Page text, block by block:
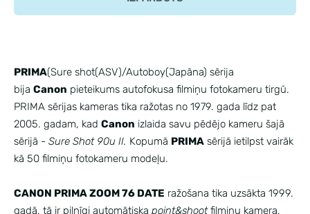
PRIMA(Sure shot(ASV)/Autoboy(Japāna) sērija
bija Canon pieteikums autofokusa filmiņu fotokameru tirgū.
PRIMA sērijas kameras tika ražotas no 1979. gada līdz pat
2005. gadam, kad Canon izlaida savu pēdējo kameru šajā
sērijā - Sure Shot 90u II. Kopumā PRIMA sērijā ietilpst vairāk
kā 50 filmiņu fotokameru modeļu.
CANON PRIMA ZOOM 76 DATE ražošana tika uzsākta 1999.
gadā, tā ir pilnīgi automātiska point&shootfilmiņu kamera,